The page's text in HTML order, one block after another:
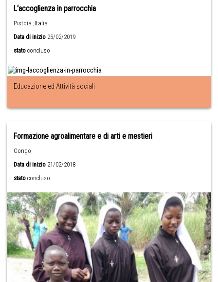
L‘accoglienza in parrocchia
Pistoia ,Italia
Data di inizio 25/02/2019
stato concluso
Educazione ed Attività sociali
Formazione agroalimentare e di arti e mestieri
Congo
Data di inizio 21/02/2018
stato concluso